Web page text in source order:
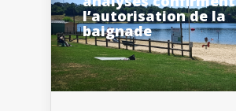
l’autorisation de la
baignade